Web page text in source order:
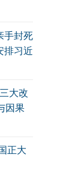
手封死
排习近
大改
因果
正大